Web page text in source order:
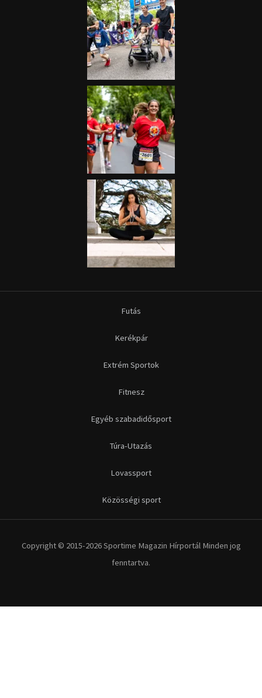
Futás
Kerékpár
Extrém Sportok
Fitnesz
Egyéb szabadidősport
Túra-Utazás
Lovassport
Közösségi sport
Copyright © 2015-2026 Sportime Magazin Hírportál Minden jog
fenntartva.